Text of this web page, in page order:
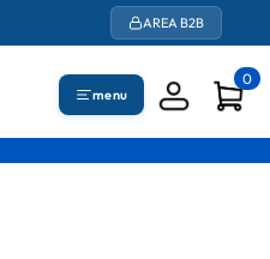
AREA B2B
menu
0